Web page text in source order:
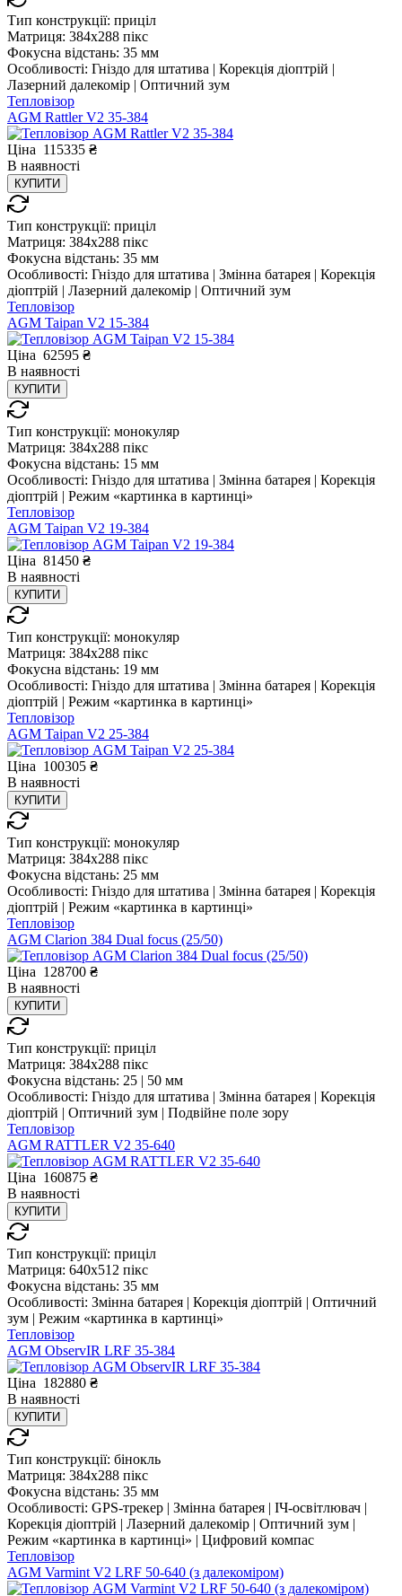
Тип конструкції: приціл
Матриця: 384x288 пікс
Фокусна відстань: 35 мм
Особливості: Гніздо для штатива | Корекція діоптрій |
Лазерний далекомір | Оптичний зум
Тепловізор
AGM Rattler V2 35-384
Ціна 115335 ₴
В наявності
КУПИТИ
Тип конструкції: приціл
Матриця: 384x288 пікс
Фокусна відстань: 35 мм
Особливості: Гніздо для штатива | Змінна батарея | Корекція
діоптрій | Лазерний далекомір | Оптичний зум
Тепловізор
AGM Taipan V2 15-384
Ціна 62595 ₴
В наявності
КУПИТИ
Тип конструкції: монокуляр
Матриця: 384x288 пікс
Фокусна відстань: 15 мм
Особливості: Гніздо для штатива | Змінна батарея | Корекція
діоптрій | Режим «картинка в картинці»
Тепловізор
AGM Taipan V2 19-384
Ціна 81450 ₴
В наявності
КУПИТИ
Тип конструкції: монокуляр
Матриця: 384x288 пікс
Фокусна відстань: 19 мм
Особливості: Гніздо для штатива | Змінна батарея | Корекція
діоптрій | Режим «картинка в картинці»
Тепловізор
AGM Taipan V2 25-384
Ціна 100305 ₴
В наявності
КУПИТИ
Тип конструкції: монокуляр
Матриця: 384x288 пікс
Фокусна відстань: 25 мм
Особливості: Гніздо для штатива | Змінна батарея | Корекція
діоптрій | Режим «картинка в картинці»
Тепловізор
AGM Clarion 384 Dual focus (25/50)
Ціна 128700 ₴
В наявності
КУПИТИ
Тип конструкції: приціл
Матриця: 384x288 пікс
Фокусна відстань: 25 | 50 мм
Особливості: Гніздо для штатива | Змінна батарея | Корекція
діоптрій | Оптичний зум | Подвійне поле зору
Тепловізор
AGM RATTLER V2 35-640
Ціна 160875 ₴
В наявності
КУПИТИ
Тип конструкції: приціл
Матриця: 640x512 пікс
Фокусна відстань: 35 мм
Особливості: Змінна батарея | Корекція діоптрій | Оптичний
зум | Режим «картинка в картинці»
Тепловізор
AGM ObservIR LRF 35-384
Ціна 182880 ₴
В наявності
КУПИТИ
Тип конструкції: бінокль
Матриця: 384x288 пікс
Фокусна відстань: 35 мм
Особливості: GPS-трекер | Змінна батарея | ІЧ-освітлювач |
Корекція діоптрій | Лазерний далекомір | Оптичний зум |
Режим «картинка в картинці» | Цифровий компас
Тепловізор
AGM Varmint V2 LRF 50-640 (з далекоміром)